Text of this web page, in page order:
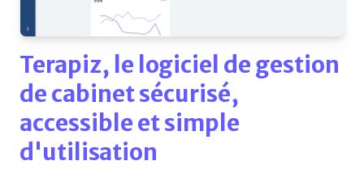
Terapiz, le logiciel de gestion
de cabinet sécurisé,
accessible et simple
d'utilisation